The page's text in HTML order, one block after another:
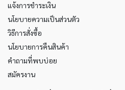
แจ้งการชำระเงิน
นโยบายความเป็นส่วนตัว
วิธีการสั่งซื้อ
นโยบายการคืนสินค้า
คำถามที่พบบ่อย
สมัครงาน